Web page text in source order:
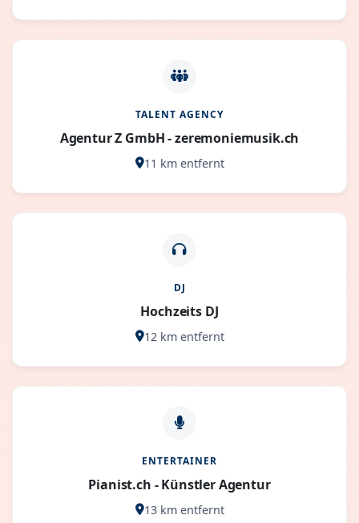
TALENT AGENCY
Agentur Z GmbH - zeremoniemusik.ch
11 km entfernt
DJ
Hochzeits DJ
12 km entfernt
ENTERTAINER
Pianist.ch - Künstler Agentur
13 km entfernt